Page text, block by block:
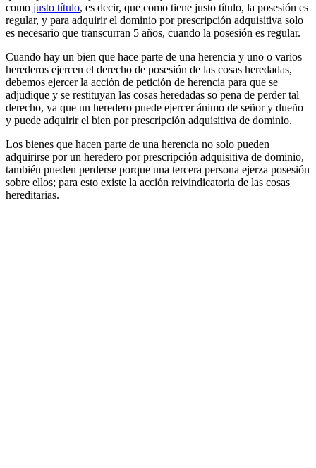
como justo título, es decir, que como tiene justo título, la posesión es
regular, y para adquirir el dominio por prescripción adquisitiva solo
es necesario que transcurran 5 años, cuando la posesión es regular.
Cuando hay un bien que hace parte de una herencia y uno o varios
herederos ejercen el derecho de posesión de las cosas heredadas,
debemos ejercer la acción de petición de herencia para que se
adjudique y se restituyan las cosas heredadas so pena de perder tal
derecho, ya que un heredero puede ejercer ánimo de señor y dueño
y puede adquirir el bien por prescripción adquisitiva de dominio.
Los bienes que hacen parte de una herencia no solo pueden
adquirirse por un heredero por prescripción adquisitiva de dominio,
también pueden perderse porque una tercera persona ejerza posesión
sobre ellos; para esto existe la acción reivindicatoria de las cosas
hereditarias.